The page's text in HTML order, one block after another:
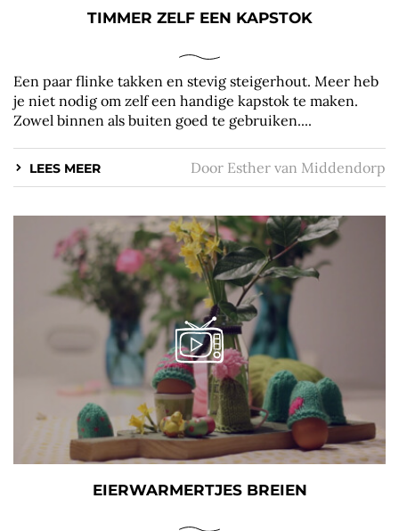
TIMMER ZELF EEN KAPSTOK
Een paar flinke takken en stevig steigerhout. Meer heb
je niet nodig om zelf een handige kapstok te maken.
Zowel binnen als buiten goed te gebruiken....
LEES MEER Door Esther van Middendorp
EIERWARMERTJES BREIEN